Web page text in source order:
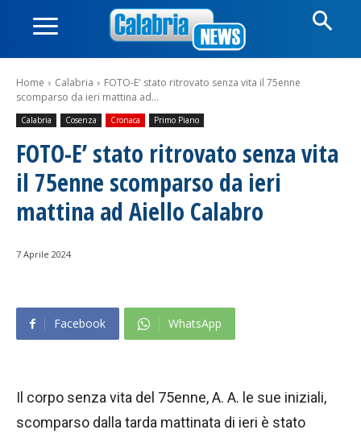
Home Calabria
FOTO-E' stato ritrovato senza vita il 75enne
scomparso da ieri mattina ad...
Calabria Cosenza Cronaca Primo Piano
FOTO-E’ stato ritrovato senza vita
il 75enne scomparso da ieri
mattina ad Aiello Calabro
7 Aprile 2024
Facebook WhatsApp
Il corpo senza vita del 75enne, A. A. le sue iniziali,
scomparso dalla tarda mattinata di ieri è stato